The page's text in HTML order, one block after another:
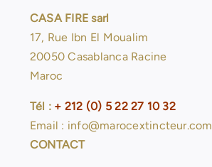
CASA FIRE sarl
17, Rue Ibn El Moualim
20050 Casablanca Racine
Maroc
Tél : + 212 (0) 5 22 27 10 32
Email : info@marocextincteur.com
CONTACT